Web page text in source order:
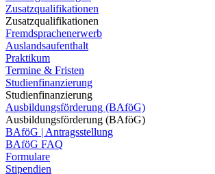
Zusatzqualifikationen
Zusatzqualifikationen
Fremdsprachenerwerb
Auslandsaufenthalt
Praktikum
Termine & Fristen
Studienfinanzierung
Studienfinanzierung
Ausbildungsförderung (BAföG)
Ausbildungsförderung (BAföG)
BAföG | Antragsstellung
BAföG FAQ
Formulare
Stipendien